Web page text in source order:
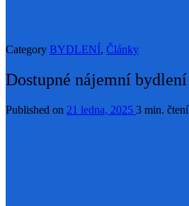
Category BYDLENÍ, Články
Dostupné nájemní bydlení
Published on 21 ledna, 2025 3 min. čtení